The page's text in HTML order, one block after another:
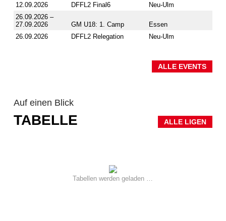
12.09.2026
DFFL2 Final6
Neu-Ulm
26.09.2026 –
27.09.2026
GM U18: 1. Camp
Essen
26.09.2026
DFFL2 Relegation Neu-Ulm
ALLE EVENTS
Auf einen Blick
TABELLE ALLE LIGEN
Tabellen werden geladen …